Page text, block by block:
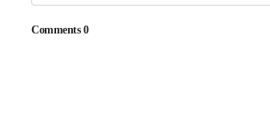
7시간 전 >'최고 37도' 폭염 지속…강원동해안 최대
9시간 전 >[속보]뉴욕증시 상승 마감…S&P 0.6%
[속보]與최고위원 제주·인천 순회
[속보]김민석, 與 전대 당원투표 누
[속보]與 대표 경선 제주·인천 당